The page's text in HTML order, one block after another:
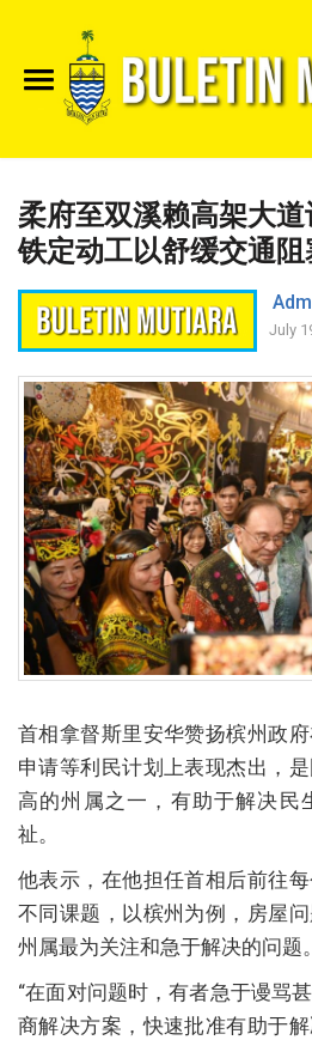
柔府至双溪赖高架大
铁定动工以舒缓交通
July
首相拿督斯里安华赞扬槟州政
申请等利民计划上表现杰出，
高的州属之一，有助于解决民
祉。
他表示，在他担任首相后前往
不同课题，以槟州为例，房屋
州属最为关注和急于解决的问题。
“在面对问题时，有者急于谩骂
商解决方案，快速批准有助于